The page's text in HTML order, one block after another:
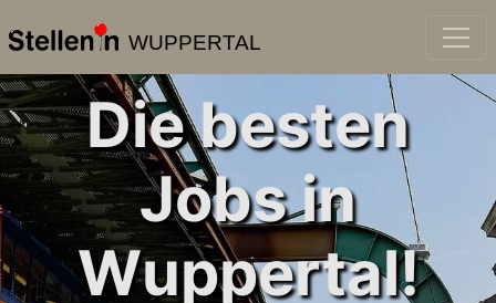
WUPPERTAL
Die besten
Jobs in
Wuppertal!